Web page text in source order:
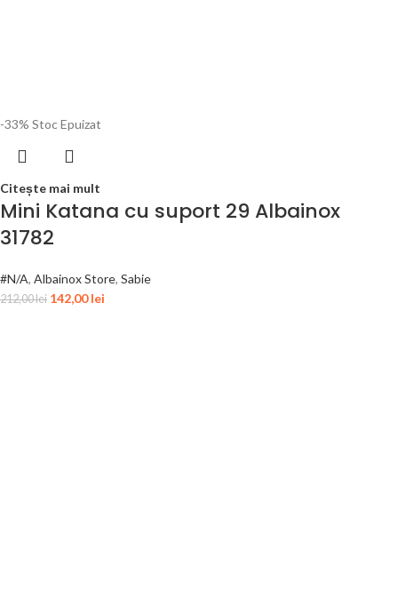
-33% Stoc Epuizat
Citește mai mult
Mini Katana cu suport 29 Albainox
31782
#N/A, Albainox Store, Sabie
212,00lei 142,00lei